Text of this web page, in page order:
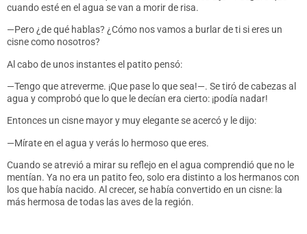
cuando esté en el agua se van a morir de risa.
—Pero ¿de qué hablas? ¿Cómo nos vamos a burlar de ti si eres un
cisne como nosotros?
Al cabo de unos instantes el patito pensó:
—Tengo que atreverme. ¡Que pase lo que sea!—. Se tiró de cabezas al
agua y comprobó que lo que le decían era cierto: ¡podía nadar!
Entonces un cisne mayor y muy elegante se acercó y le dijo:
—Mírate en el agua y verás lo hermoso que eres.
Cuando se atrevió a mirar su reflejo en el agua comprendió que no le
mentían. Ya no era un patito feo, solo era distinto a los hermanos con
los que había nacido. Al crecer, se había convertido en un cisne: la
más hermosa de todas las aves de la región.